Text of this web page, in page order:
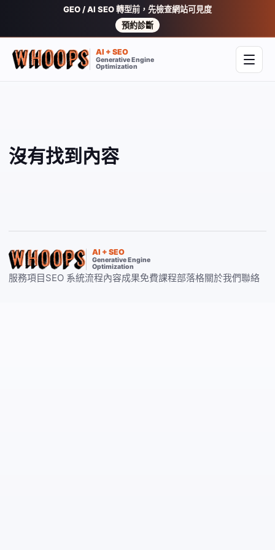
GEO / AI SEO 轉型前，先檢查網站可見度
預約診斷
AI + SEO
Generative Engine
Optimization
開啟
沒有找到內容
AI + SEO
Generative Engine
Optimization
服務項目 SEO 系統流程內容成果免費課程部落格關於我們聯絡